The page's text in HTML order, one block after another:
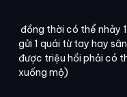
đồng thời có thể nhảy
gửi 1 quái từ tay hay
được triệu hồi phải có
xuống mộ)